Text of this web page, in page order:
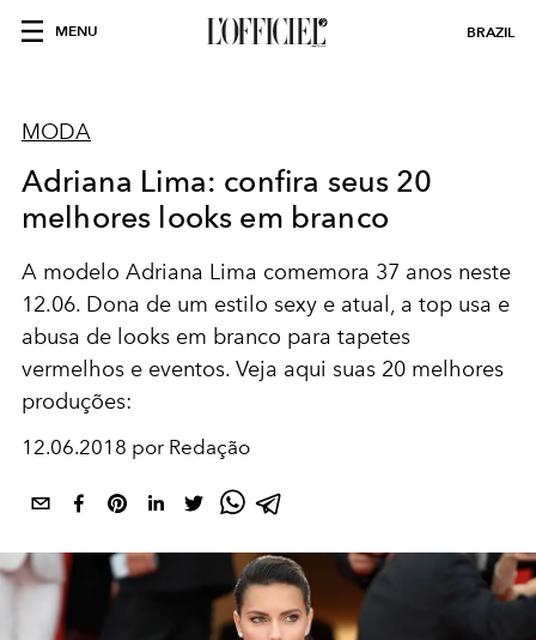
MENU BRAZIL
MODA
Adriana Lima: confira seus 20
melhores looks em branco
A modelo Adriana Lima comemora 37 anos neste
12.06. Dona de um estilo sexy e atual, a top usa e
abusa de looks em branco para tapetes
vermelhos e eventos. Veja aqui suas 20 melhores
produções:
12.06.2018 por Redação